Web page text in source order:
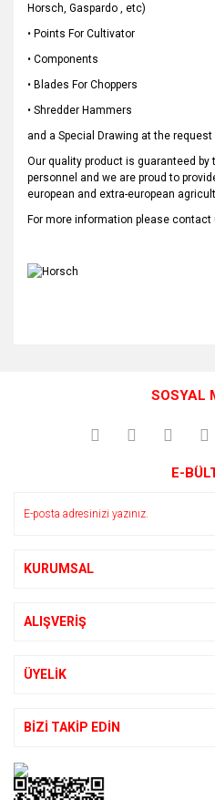
Horsch, Gaspardo , etc)
• Points For Cultivator
• Components
• Blades For Choppers
• Shredder Hammers
and a Special Drawing at the
Our quality product is guaranteed by
personnel and we are proud to
european and extra-european
For more information please contact
Yorum
Görüş ve önerileriniz için teşekkür
Ürün açıklamasında eksik
SOSYAL
E-
KURUMSAL
ALIŞVERİŞ
ÜYELİK
BİZİ TAKİP EDİN